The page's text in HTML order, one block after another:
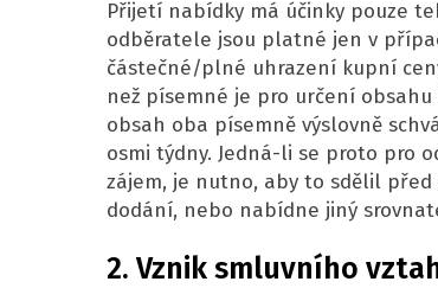
Přijetí nabídky má účinky pouze
odběratele jsou platné jen v
částečné/plné uhrazení kupní
než písemné je pro určení
obsah oba písemně výslovně
osmi týdny. Jedná-li se proto pro
zájem, je nutno, aby to sdělil
dodání, nebo nabídne jiný
2. Vznik smluvního